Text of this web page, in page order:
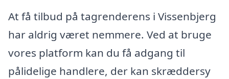
At få tilbud på tagrenderens i Vissenbjerg
har aldrig været nemmere. Ved at bruge
vores platform kan du få adgang til
pålidelige handlere, der kan skræddersy